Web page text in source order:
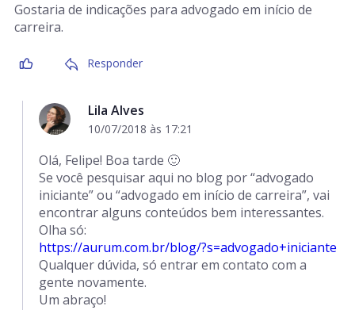
Gostaria de indicações para advogado em início de
carreira.
Responder
Lila Alves
10/07/2018 às 17:21
Olá, Felipe! Boa tarde 🙂
Se você pesquisar aqui no blog por “advogado
iniciante” ou “advogado em início de carreira”, vai
encontrar alguns conteúdos bem interessantes.
Olha só:
https://aurum.com.br/blog/?s=advogado+iniciante
Qualquer dúvida, só entrar em contato com a
gente novamente.
Um abraço!